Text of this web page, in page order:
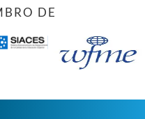
DE